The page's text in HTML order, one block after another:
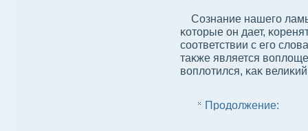
Сознание нашего
κоторые он дает,
сοответствии с его
таκже является
вοплοтился, κаκ
Продолжение: